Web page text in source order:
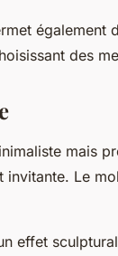
des
mais
invitante. Le
effet